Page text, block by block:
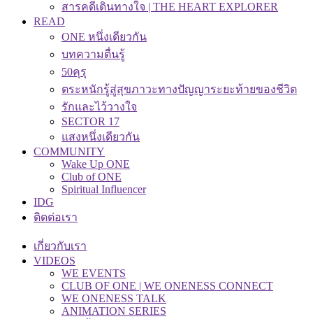
สารคดีเดินทางใจ | THE HEART EXPLORER
READ
ONE หนึ่งเดียวกัน
บทความตื่นรู้
50คุรุ
ตระหนักรู้สู่สุขภาวะทางปัญญาระยะท้ายของชีวิต
รักและไว้วางใจ
SECTOR 17
แสงหนึ่งเดียวกัน
COMMUNITY
Wake Up ONE
Club of ONE
Spiritual Influencer
IDG
ติดต่อเรา
เกี่ยวกับเรา
VIDEOS
WE EVENTS
CLUB OF ONE | WE ONENESS CONNECT
WE ONENESS TALK
ANIMATION SERIES